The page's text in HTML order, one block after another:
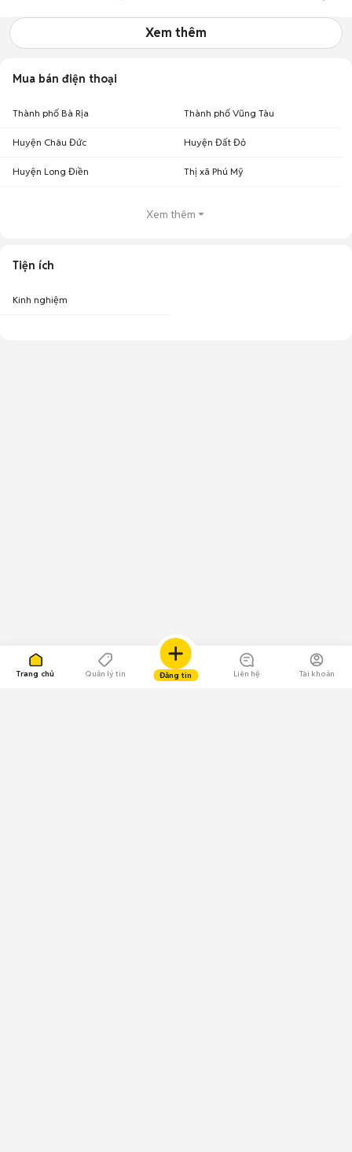
Trang chủ Quản lý tin Đăng tin Liên hệ Tài khoản
Xem thêm
Mua bán điện thoại
Thành phố Bà Rịa Thành phố Vũng Tàu
Huyện Châu Đức Huyện Đất Đỏ
Huyện Long Điền Thị xã Phú Mỹ
Xem thêm
Tiện ích
Kinh nghiệm